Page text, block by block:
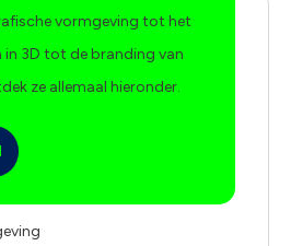
vormgeving tot het
in 3D tot de branding van
ze allemaal hieronder.